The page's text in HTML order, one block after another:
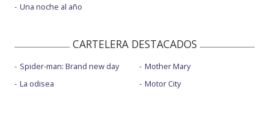
Una noche al año
CARTELERA DESTACADOS
Spider-man: Brand new day
La odisea
Mother Mary
Motor City